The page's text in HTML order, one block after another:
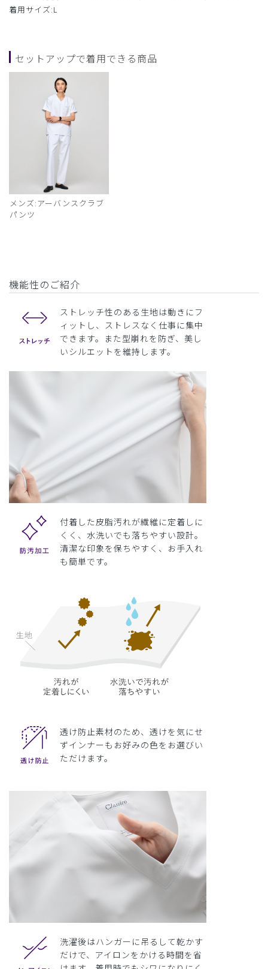
着用サイズ:L
セットアップで着用できる商品
メンズ:アーバンスクラブ
パンツ
機能性のご紹介
ストレッチ性のある生地は動きにフ
ィットし、ストレスなく仕事に集中
できます。また型崩れを防ぎ、美し
いシルエットを維持します。
付着した皮脂汚れが繊維に定着しに
くく、水洗いでも落ちやすい設計。
清潔な印象を保ちやすく、お手入れ
も簡単です。
透け防止素材のため、透けを気にせ
ずインナーもお好みの色をお選びい
ただけます。
洗濯後はハンガーに吊るして乾かす
だけで、アイロンをかける時間を省